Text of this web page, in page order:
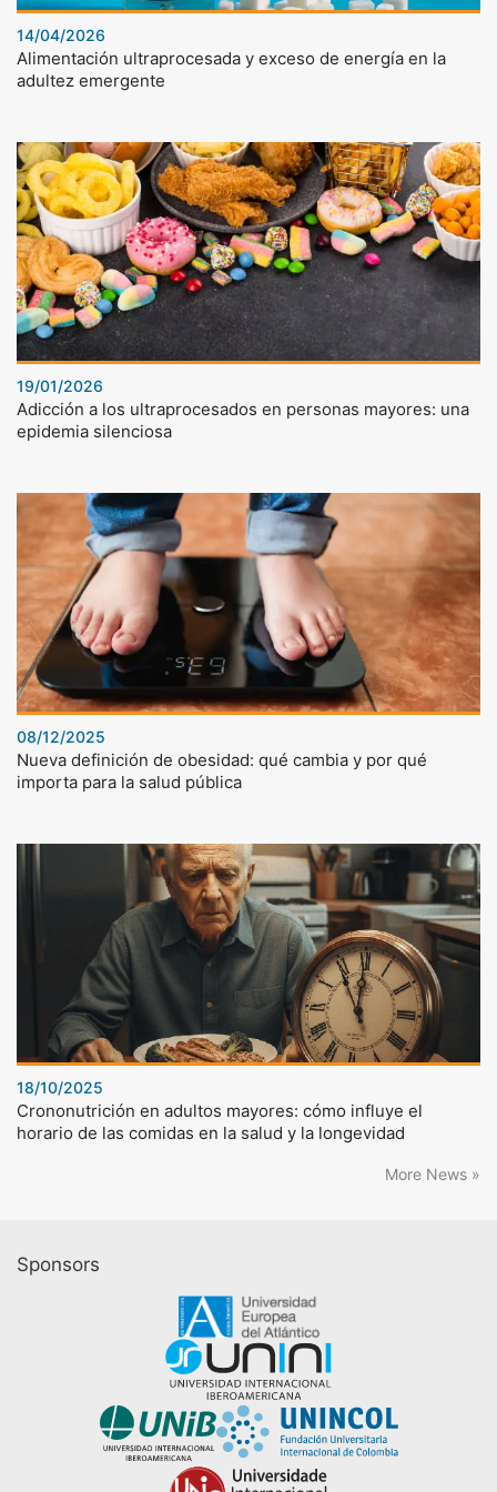
14/04/2026
Alimentación ultraprocesada y exceso de energía en la
adultez emergente
19/01/2026
Adicción a los ultraprocesados en personas mayores: una
epidemia silenciosa
08/12/2025
Nueva definición de obesidad: qué cambia y por qué
importa para la salud pública
18/10/2025
Crononutrición en adultos mayores: cómo influye el
horario de las comidas en la salud y la longevidad
More News »
Sponsors